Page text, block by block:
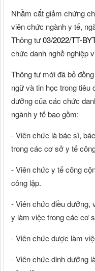
Nhằm cắt giảm chứng
viên chức ngành y tế,
Thông tư03/2022/TT-
chức danh nghề nghiệp
Thông tư mới đã bỏ
ngữ và tin học trong tiêu
dưỡng của các chức
ngành y tế bao gồm:
- Viên chức là bác sĩ,
trong các cơ sở y tế
- Viên chức y tế công
công lập.
- Viên chức điều dưỡng,
y làm việc trong các cơ
- Viên chức dược làm
- Viên chức dinh dưỡng